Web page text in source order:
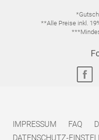
**Alle Preise inkl.
IMPRESSUM FAQ
DATENSCHUTZ-